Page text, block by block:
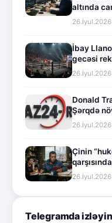
altında
İbay
gecəsi
Donald
Şərqdə
Çinin
26.İyul.2026
Telegramda izləyin